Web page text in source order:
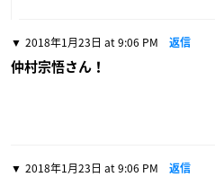
2018年1月23日 at 9:06 PM 返信
仲村宗悟さん！
2018年1月23日 at 9:06 PM 返信